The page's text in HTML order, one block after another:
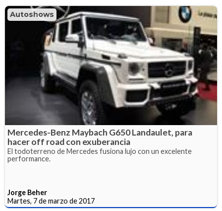
Autoshows
Mercedes-Benz Maybach G650 Landaulet, para
hacer off road con exuberancia
El todoterreno de Mercedes fusiona lujo con un excelente
performance.
Jorge Beher
Martes, 7 de marzo de 2017